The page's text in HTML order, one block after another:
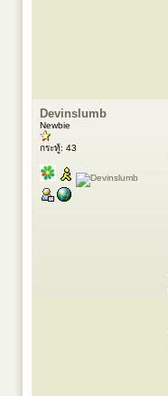
Devinslumb
Newbie
กระทู้: 43